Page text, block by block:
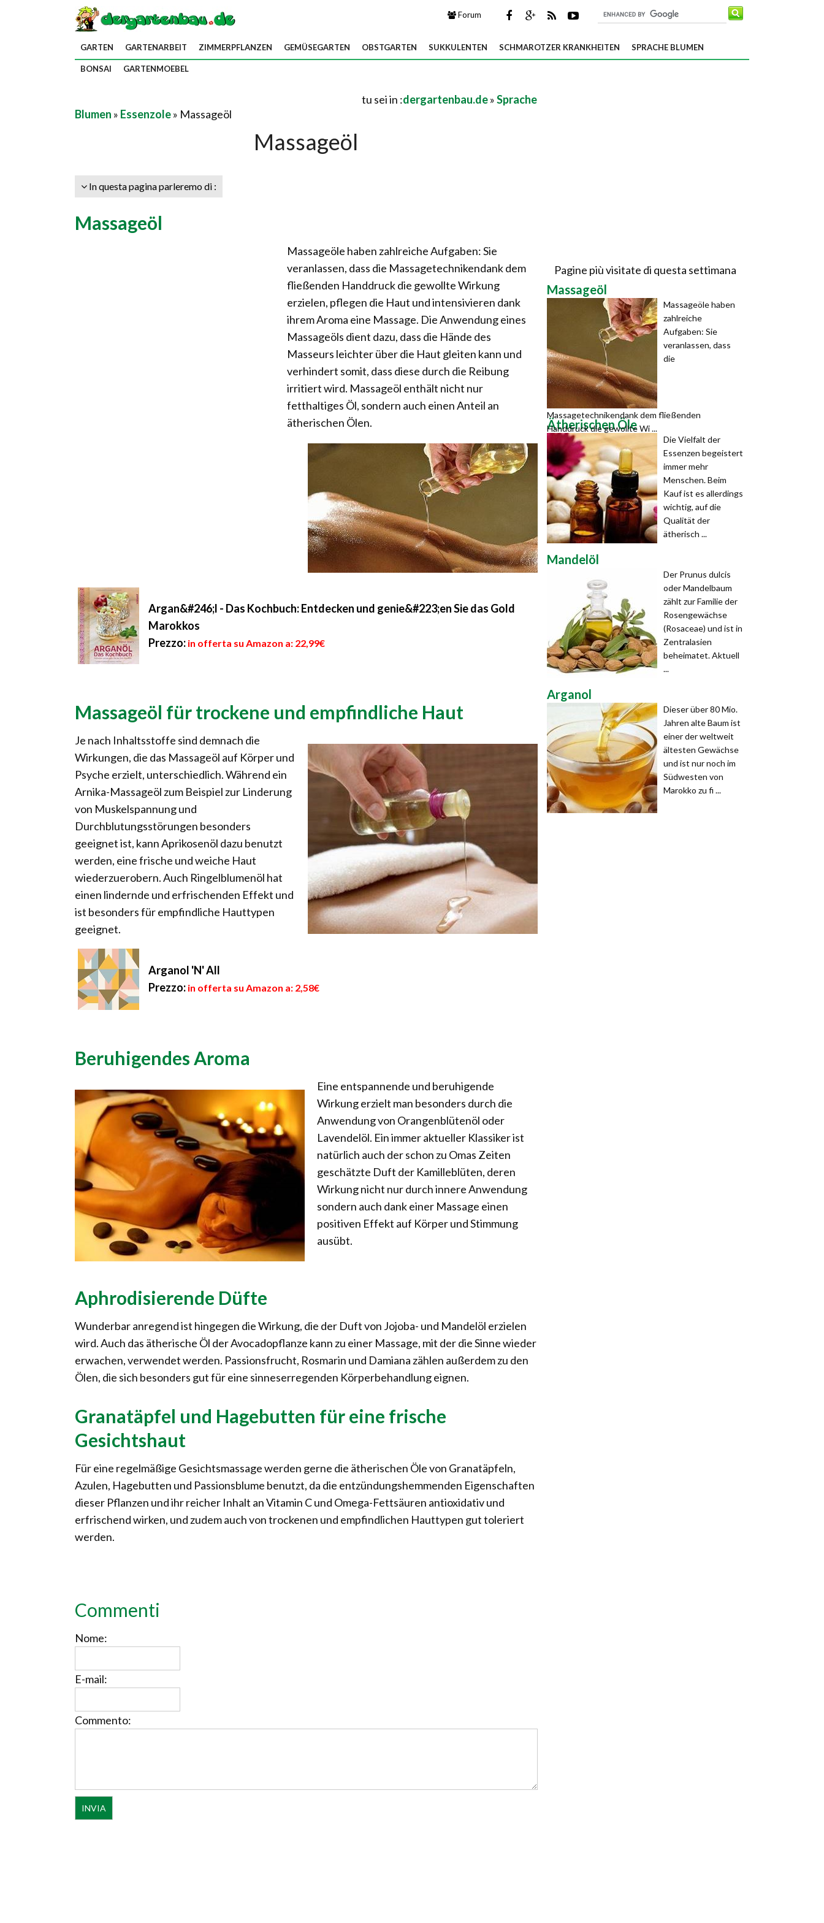
Forum
GARTEN GARTENARBEIT ZIMMERPFLANZEN GEMÜSEGARTEN OBSTGARTEN SUKKULENTEN SCHMAROTZER KRANKHEITEN SPRACHE BLUMEN
BONSAI GARTENMOEBEL
tu sei in :dergartenbau.de»Sprache
Blumen » Essenzole» Massageöl
Massageöl
In questa pagina parleremo di :
Massageöl
Massageöle haben zahlreiche Aufgaben: Sie
veranlassen, dass die Massagetechnikendank dem
fließenden Handdruck die gewollte Wirkung
erzielen, pflegen die Haut und intensivieren dank
ihrem Aroma eine Massage. Die Anwendung eines
Massageöls dient dazu, dass die Hände des
Masseurs leichter über die Haut gleiten kann und
verhindert somit, dass diese durch die Reibung
irritiert wird. Massageöl enthält nicht nur
fetthaltiges Öl, sondern auch einen Anteil an
ätherischen Ölen.
Argan&#246;l - Das Kochbuch: Entdecken und genie&#223;en Sie das Gold
Marokkos
Prezzo: in offerta su Amazon a: 22,99€
Massageöl für trockene und empfindliche Haut
Je nach Inhaltsstoffe sind demnach die
Wirkungen, die das Massageöl auf Körper und
Psyche erzielt, unterschiedlich. Während ein
Arnika-Massageöl zum Beispiel zur Linderung
von Muskelspannung und
Durchblutungsstörungen besonders
geeignet ist, kann Aprikosenöl dazu benutzt
werden, eine frische und weiche Haut
wiederzuerobern. Auch Ringelblumenöl hat
einen lindernde und erfrischenden Effekt und
ist besonders für empfindliche Hauttypen
geeignet.
Arganol 'N' All
Prezzo: in offerta su Amazon a: 2,58€
Beruhigendes Aroma
Eine entspannende und beruhigende
Wirkung erzielt man besonders durch die
Anwendung von Orangenblütenöl oder
Lavendelöl. Ein immer aktueller Klassiker ist
natürlich auch der schon zu Omas Zeiten
geschätzte Duft der Kamilleblüten, deren
Wirkung nicht nur durch innere Anwendung
sondern auch dank einer Massage einen
positiven Effekt auf Körper und Stimmung
ausübt.
Aphrodisierende Düfte
Wunderbar anregend ist hingegen die Wirkung, die der Duft von Jojoba- und Mandelöl erzielen
wird. Auch das ätherische Öl der Avocadopflanze kann zu einer Massage, mit der die Sinne wieder
erwachen, verwendet werden. Passionsfrucht, Rosmarin und Damiana zählen außerdem zu den
Ölen, die sich besonders gut für eine sinneserregenden Körperbehandlung eignen.
Granatäpfel und Hagebutten für eine frische
Gesichtshaut
Für eine regelmäßige Gesichtsmassage werden gerne die ätherischen Öle von Granatäpfeln,
Azulen, Hagebutten und Passionsblume benutzt, da die entzündungshemmenden Eigenschaften
dieser Pflanzen und ihr reicher Inhalt an Vitamin C und Omega-Fettsäuren antioxidativ und
erfrischend wirken, und zudem auch von trockenen und empfindlichen Hauttypen gut toleriert
werden.
Commenti
Nome:
E-mail:
Commento:
Pagine più visitate di questa settimana
Massageöl
Massageöle haben
zahlreiche
Aufgaben: Sie
veranlassen, dass
die
Massagetechnikendank dem fließenden
Handdruck die gewollte Wi ...
Ätherischen Öle
Die Vielfalt der
Essenzen begeistert
immer mehr
Menschen. Beim
Kauf ist es allerdings
wichtig, auf die
Qualität der
ätherisch ...
Mandelöl
Der Prunus dulcis
oder Mandelbaum
zählt zur Familie der
Rosengewächse
(Rosaceae) und ist in
Zentralasien
beheimatet. Aktuell
...
Arganol
Dieser über 80 Mio.
Jahren alte Baum ist
einer der weltweit
ältesten Gewächse
und ist nur noch im
Südwesten von
Marokko zu fi ...